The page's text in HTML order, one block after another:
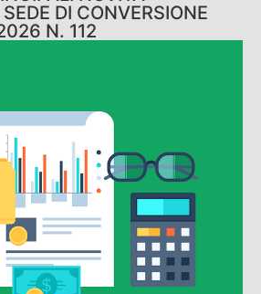
DI CONVERSIONE
N. 112